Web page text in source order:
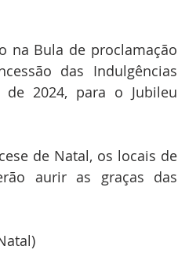
na Bula de proclamação
das Indulgências
2024, para o Jubileu
de Natal, os locais de
aurir as graças das